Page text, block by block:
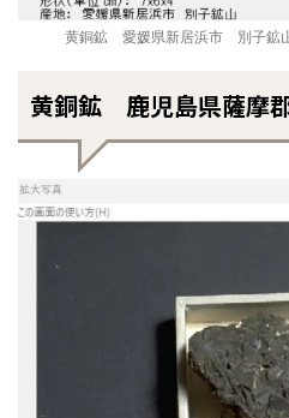
黄銅鉱 愛媛県新居浜市 別子鉱
黄銅鉱 鹿児島県薩摩